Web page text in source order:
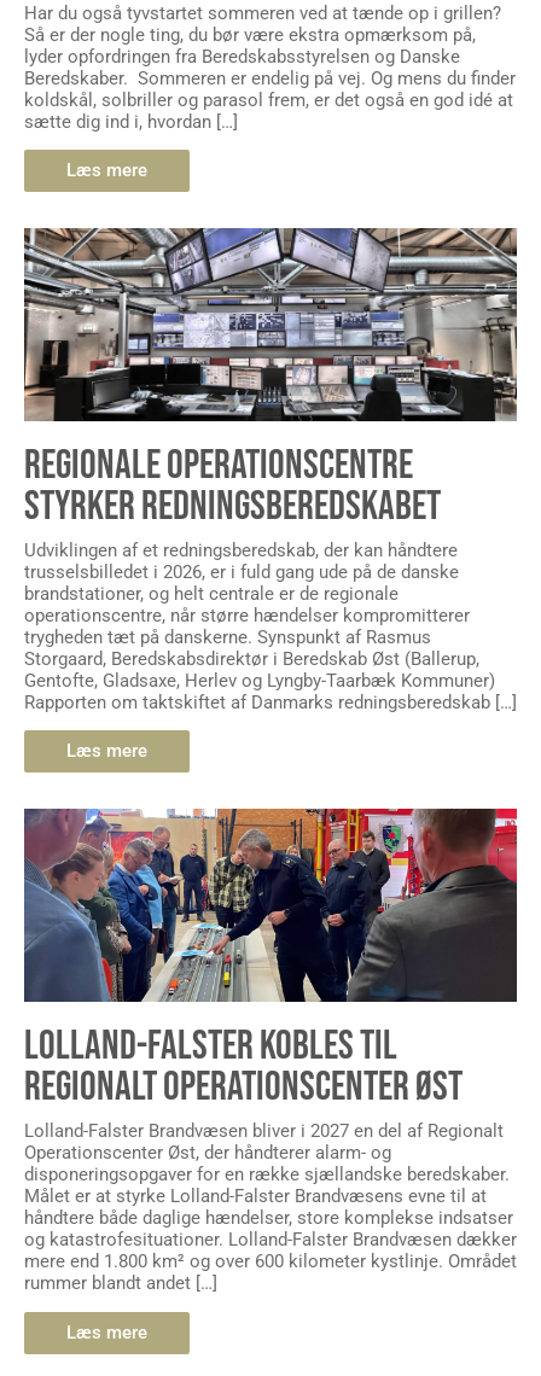
Har du også tyvstartet sommeren ved at tænde op i grillen?
Så er der nogle ting, du bør være ekstra opmærksom på,
lyder opfordringen fra Beredskabsstyrelsen og Danske
Beredskaber. Sommeren er endelig på vej. Og mens du finder
koldskål, solbriller og parasol frem, er det også en god idé at
sætte dig ind i, hvordan […]
Læs mere
REGIONALE OPERATIONSCENTRE
STYRKER REDNINGSBEREDSKABET
Udviklingen af et redningsberedskab, der kan håndtere
trusselsbilledet i 2026, er i fuld gang ude på de danske
brandstationer, og helt centrale er de regionale
operationscentre, når større hændelser kompromitterer
trygheden tæt på danskerne. Synspunkt af Rasmus
Storgaard, Beredskabsdirektør i Beredskab Øst (Ballerup,
Gentofte, Gladsaxe, Herlev og Lyngby-Taarbæk Kommuner)
Rapporten om taktskiftet af Danmarks redningsberedskab […]
Læs mere
LOLLAND-FALSTER KOBLES TIL
REGIONALT OPERATIONSCENTER ØST
Lolland-Falster Brandvæsen bliver i 2027 en del af Regionalt
Operationscenter Øst, der håndterer alarm- og
disponeringsopgaver for en række sjællandske beredskaber.
Målet er at styrke Lolland-Falster Brandvæsens evne til at
håndtere både daglige hændelser, store komplekse indsatser
og katastrofesituationer. Lolland-Falster Brandvæsen dækker
mere end 1.800 km² og over 600 kilometer kystlinje. Området
rummer blandt andet […]
Læs mere